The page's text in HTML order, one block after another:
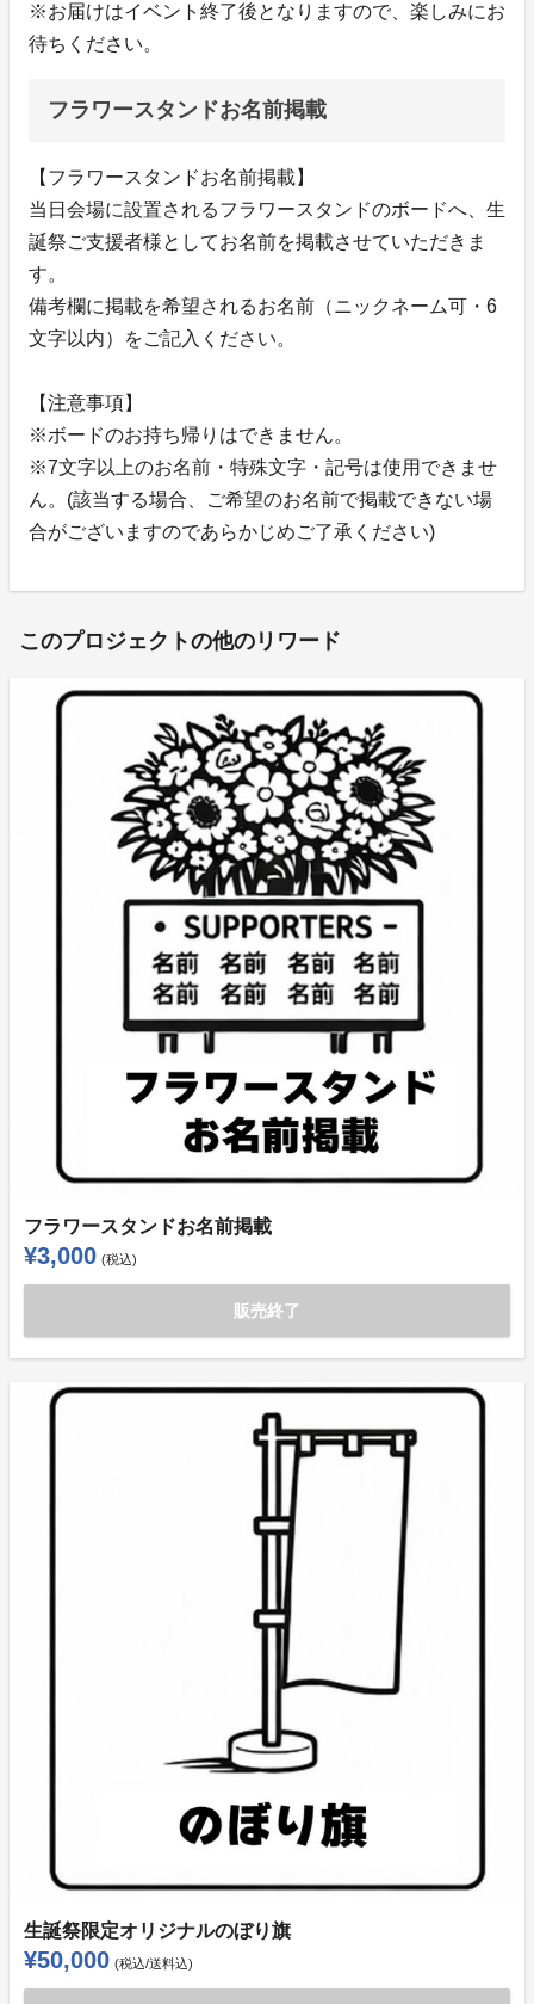
※お届けはイベント終了後となりますので、楽しみにお
待ちください。
フラワースタンドお名前掲載
【フラワースタンドお名前掲載】
当日会場に設置されるフラワースタンドのボードへ、生
誕祭ご支援者様としてお名前を掲載させていただきま
す。
備考欄に掲載を希望されるお名前（ニックネーム可・6
文字以内）をご記入ください。
【注意事項】
※ボードのお持ち帰りはできません。
※7文字以上のお名前・特殊文字・記号は使用できませ
ん。(該当する場合、ご希望のお名前で掲載できない場
合がございますのであらかじめご了承ください)
このプロジェクトの他のリワード
フラワースタンドお名前掲載
¥3,000 (税込)
販売終了
生誕祭限定オリジナルのぼり旗
¥50,000 (税込/送料込)